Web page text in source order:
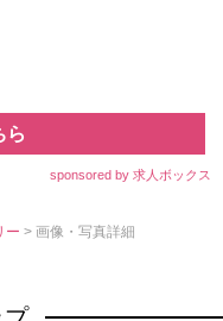
ら
sponsored by 求人ボックス
ー> 画像・写真詳細